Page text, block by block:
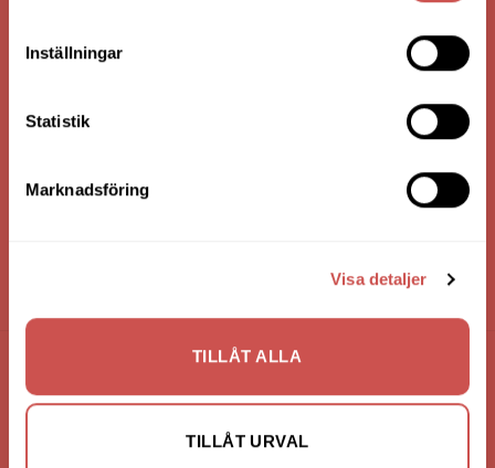
Inställningar
Statistik
Marknadsföring
Visa detaljer
TILLÅT ALLA
TILLÅT URVAL
Nilssons Möbler i Lammhult